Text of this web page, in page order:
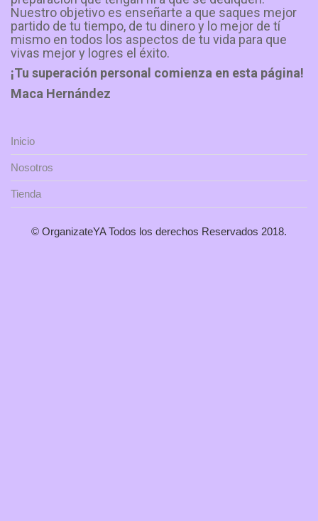
Nuestro objetivo es enseñarte a que saques mejor
partido de tu tiempo, de tu dinero y lo mejor de tí
mismo en todos los aspectos de tu vida para que
vivas mejor y logres el éxito.
¡Tu superación personal comienza en esta página!
Maca Hernández
Inicio
Nosotros
Tienda
© OrganizateYA Todos los derechos Reservados 2018.